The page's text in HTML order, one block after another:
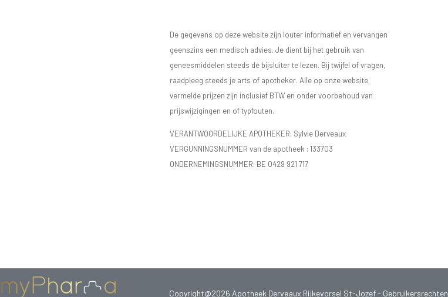
De gegevens op deze website zijn louter informatief en vervangen
geenszins een medisch advies. Je dient bij het gebruik van
geneesmiddelen steeds de bijsluiter te lezen. Bij twijfel of vragen,
raadpleeg steeds je arts of apotheker. Alle op onze website
vermelde prijzen zijn inclusief BTW en onder voorbehoud van
prijswijzigingen en of typfouten.
VERANTWOORDELIJKE APOTHEKER: Sylvie Derveaux
VERGUNNINGSNUMMER van de apotheek : 133703
ONDERNEMINGSNUMMER: BE 0429 921 717
Copyright@2026 Apotheek Derveaux Rijkevorsel St-Jozef - Gebruikersrechten